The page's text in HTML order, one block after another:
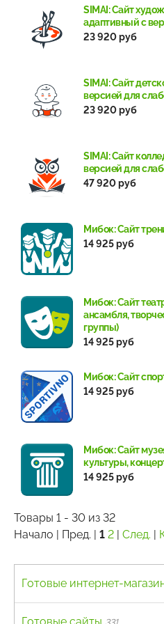
Готовые интернет-
B2B4
SIMAI: Сайт
адаптивный с
23 920 руб
SIMAI: Сайт
версией для
23 920 руб
SIMAI: Cайт
версией для
47 920 руб
Мибок: Сайт
14 925 руб
Мибок: Сайт
ансамбля,
группы)
14 925 руб
Мибок: Сайт
14 925 руб
Мибок: Сайт
культуры,
14 925 руб
Товары 1 - 30 из 32
Начало | Пред. | 1 2 | След. |